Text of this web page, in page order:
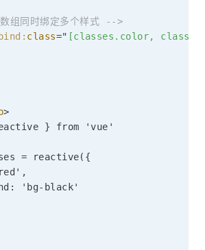
组同时绑定多个样式 -->
class=" [classes.color,
>
} from 'vue'
= reactive({
'bg-black'